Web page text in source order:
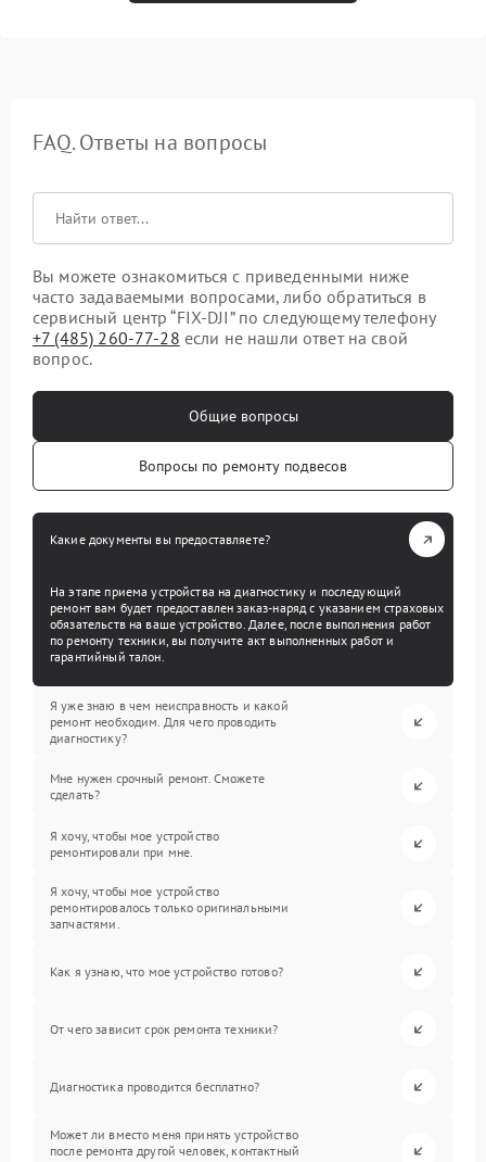
FAQ. Ответы на вопросы
Вы можете ознакомиться с приведенными ниже
часто задаваемыми вопросами, либо обратиться в
сервисный центр “FIX-DJI” по следующему телефону
+7 (485) 260-77-28 если не нашли ответ на свой
вопрос.
Общие вопросы
Вопросы по ремонту подвесов
Какие документы вы предоставляете?
На этапе приема устройства на диагностику и последующий
ремонт вам будет предоставлен заказ-наряд с указанием страховых
обязательств на ваше устройство. Далее, после выполнения работ
по ремонту техники, вы получите акт выполненных работ и
гарантийный талон.
Я уже знаю в чем неисправность и какой
ремонт необходим. Для чего проводить
диагностику?
Мне нужен срочный ремонт. Сможете
сделать?
Я хочу, чтобы мое устройство
ремонтировали при мне.
Я хочу, чтобы мое устройство
ремонтировалось только оригинальными
запчастями.
Как я узнаю, что мое устройство готово?
От чего зависит срок ремонта техники?
Диагностика проводится бесплатно?
Может ли вместо меня принять устройство
после ремонта другой человек, контактный